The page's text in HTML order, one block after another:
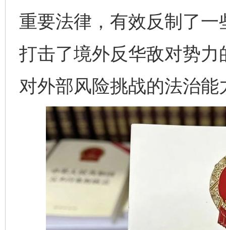
重要法律，有效反制了
打击了境外反华敌对势
对外部风险挑战的法治能